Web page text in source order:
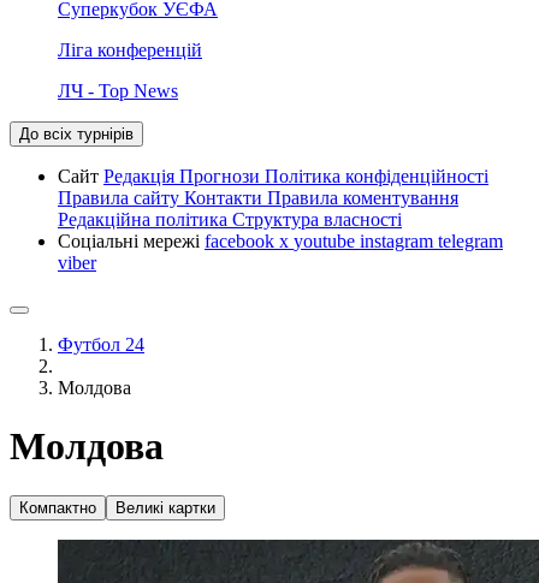
Суперкубок УЄФА
Ліга конференцій
ЛЧ - Top News
До всіх турнірів
Сайт Редакція Прогнози Політика конфіденційності
Правила сайту Контакти Правила коментування
Редакційна політика Структура власності
Соціальні мережі facebook x youtube instagram telegram
viber
Футбол 24
Молдова
Молдова
Компактно Великі картки